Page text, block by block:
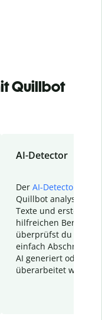
Quillbot
AI-Detector
Der AI-Detector
Quillbot analysiert
Texte und erstellt
hilfreichen Bericht.
überprüfst du
einfach Abschnitte,
AI generiert oder
überarbeitet wurden.